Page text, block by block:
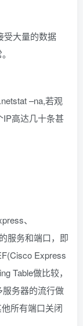
受大量的数据
–na,若观
IP高达几十条甚
、
服务和端口，即
Express
Table做比较，
务器的流行做
所有端口关闭